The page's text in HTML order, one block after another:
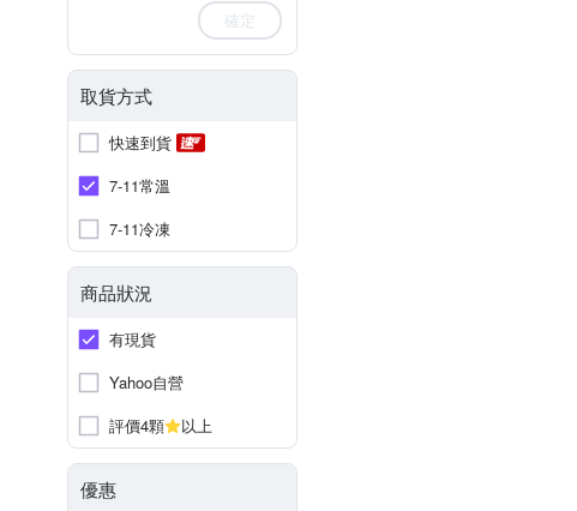
確定
取貨方式
快速到貨
7-11常溫
7-11冷凍
商品狀況
有現貨
Yahoo自營
評價4顆
以上
優惠